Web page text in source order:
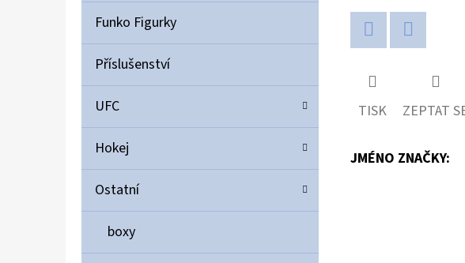
Funko Figurky
Příslušenství
UFC
Hokej
Ostatní
boxy
produktu
TISK ZEPTAT
JMÉNO ZNAČKY: